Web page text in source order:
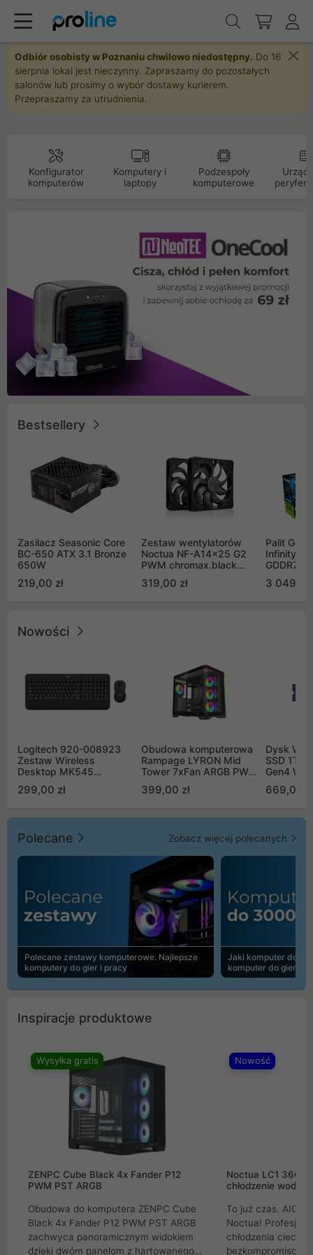
Odbiór osobisty w Poznaniu chwilowo niedostępny. Do 16
sierpnia lokal jest nieczynny. Zapraszamy do pozostałych
salonów lub prosimy o wybór dostawy kurierem.
Przepraszamy za utrudnienia.
Konfigurator
komputerów
Komputery i
laptopy
Podzespoły
komputerowe
Bestsellery
Zasilacz Seasonic Core
BC-650 ATX 3.1 Bronze
650W
219,00 zł
Zestaw wentylatorów
Noctua NF-A14x25 G2
PWM chromax.black
Push Pull (2szt)
319,00 zł
Palit
Infinity 3
GDDR7
GB2050S)
3 049,00
Nowości
Logitech 920-008923
Zestaw Wireless
Desktop MK545
299,00 zł
Obudowa komputerowa
Rampage LYRON Mid
Tower 7xFan ARGB PWM
399,00 zł
Dysk WD
SSD 1TB
Gen4
669,00
Polecane Zobacz więcej polecanych
Polecane zestawy komputerowe. Najlepsze
komputery do gier i pracy
Jaki komputer do
komputer do gier |
Inspiracje produktowe
Wysyłka gratis
ZENPC Cube Black 4x Fander P12
PWM PST ARGB
Obudowa do komputera ZENPC Cube
Black 4x Fander P12 PWM PST ARGB
zachwyca panoramicznym widokiem
dzięki dwóm panelom z hartowanego
Nowość
Noctua LC1
chłodzenie wodne
To już czas. AIO
Noctua!
chłodzenia cieczą